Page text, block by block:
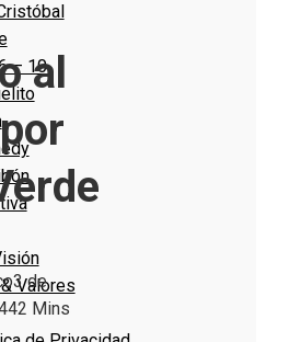
– 10
Valores
al
3 de
2 Mins